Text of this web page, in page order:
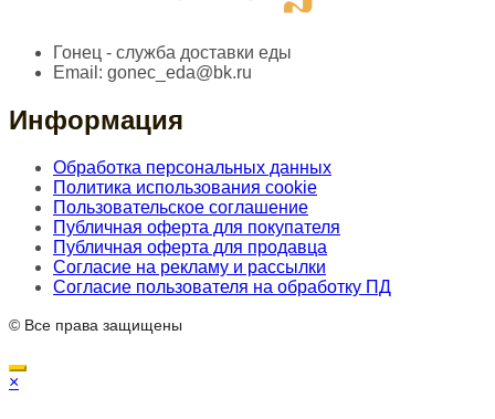
Гонец - служба доставки еды
Email: gonec_eda@bk.ru
Информация
Обработка персональных данных
Политика использования cookie
Пользовательское соглашение
Публичная оферта для покупателя
Публичная оферта для продавца
Согласие на рекламу и рассылки
Согласие пользователя на обработку ПД
© Все права защищены
×